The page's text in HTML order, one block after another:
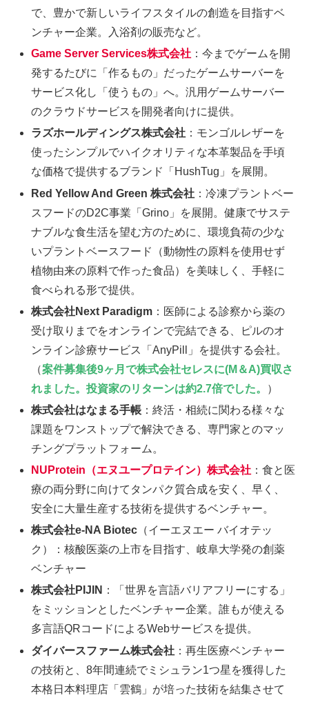
で、豊かで新しいライフスタイルの創造を目指すベ
ンチャー企業。入浴剤の販売など。
Game Server Services株式会社 ：今までゲームを開
発するたびに「作るもの」だったゲームサーバーを
サービス化し「使うもの」へ。汎用ゲームサーバー
のクラウドサービスを開発者向けに提供。
ラズホールディングス株式会社 ：モンゴルレザーを
使ったシンプルでハイクオリティな本革製品を手頃
な価格で提供するブランド「HushTug」を展開。
Red Yellow And Green 株式会社 ：冷凍プラントベー
スフードのD2C事業「Grino」を展開。健康でサステ
ナブルな食生活を望む方のために、環境負荷の少な
いプラントベースフード（動物性の原料を使用せず
植物由来の原料で作った食品）を美味しく、手軽に
食べられる形で提供。
株式会社Next Paradigm ：医師による診察から薬の
受け取りまでをオンラインで完結できる、ピルのオ
ンライン診療サービス「AnyPill」を提供する会社。
（案件募集後9ヶ月で株式会社セレスに(M＆A)買収さ
れました。投資家のリターンは約2.7倍でした。
）
株式会社はなまる手帳 ：終活・相続に関わる様々な
課題をワンストップで解決できる、専門家とのマッ
チングプラットフォーム。
NUProtein（エヌユープロテイン）株式会社 ：食と医
療の両分野に向けてタンパク質合成を安く、早く、
安全に大量生産する技術を提供するベンチャー。
株式会社e-NA Biotec （イーエヌエー バイオテッ
ク）：核酸医薬の上市を目指す、岐阜大学発の創薬
ベンチャー
株式会社PIJIN ：「世界を言語バリアフリーにする」
をミッションとしたベンチャー企業。誰もが使える
多言語QRコードによるWebサービスを提供。
ダイバースファーム株式会社 ：再生医療ベンチャー
の技術と、8年間連続でミシュラン1つ星を獲得した
本格日本料理店「雲鶴」が培った技術を結集させて